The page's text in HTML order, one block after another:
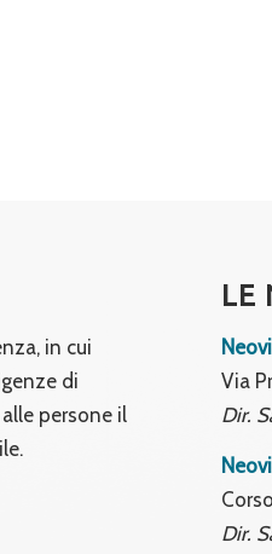
in cui
di
persone il
LE
Via
Dir.
Dir.